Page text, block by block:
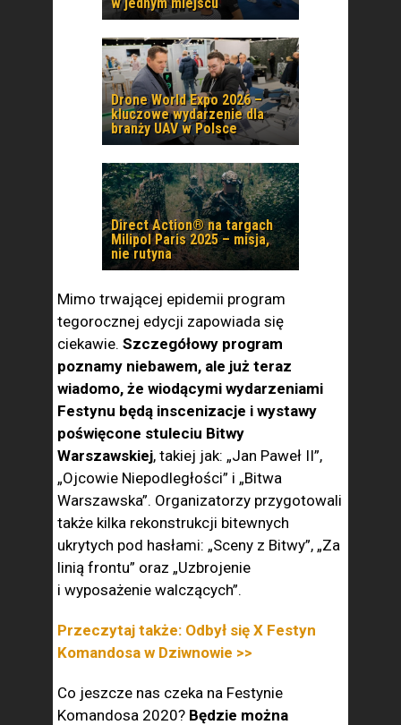
Drone World Expo 2026 –
kluczowe wydarzenie dla
branży UAV w Polsce
Direct Action® na targach
Milipol Paris 2025 – misja,
nie rutyna
Mimo trwającej epidemii program
tegorocznej edycji zapowiada się
ciekawie. Szczegółowy program
poznamy niebawem, ale już teraz
wiadomo, że wiodącymi wydarzeniami
Festynu będą inscenizacje i wystawy
poświęcone stuleciu Bitwy
Warszawskiej, takiej jak: „Jan Paweł II”,
„Ojcowie Niepodległości” i „Bitwa
Warszawska”. Organizatorzy przygotowali
także kilka rekonstrukcji bitewnych
ukrytych pod hasłami: „Sceny z Bitwy”, „Za
linią frontu” oraz „Uzbrojenie
i wyposażenie walczących”.
Przeczytaj także: Odbył się X Festyn
Komandosa w Dziwnowie >>
Co jeszcze nas czeka na Festynie
Komandosa 2020? Będzie można